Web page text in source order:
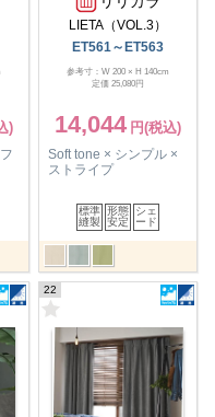
LIETA（VOL.3）
ET561～ET563
参考寸：W 200 × H 140cm
定価 25,080円
14,044
Soft tone × シンプル ×
ストライプ
標準
縫製
形態
安定
シェ
ード
22